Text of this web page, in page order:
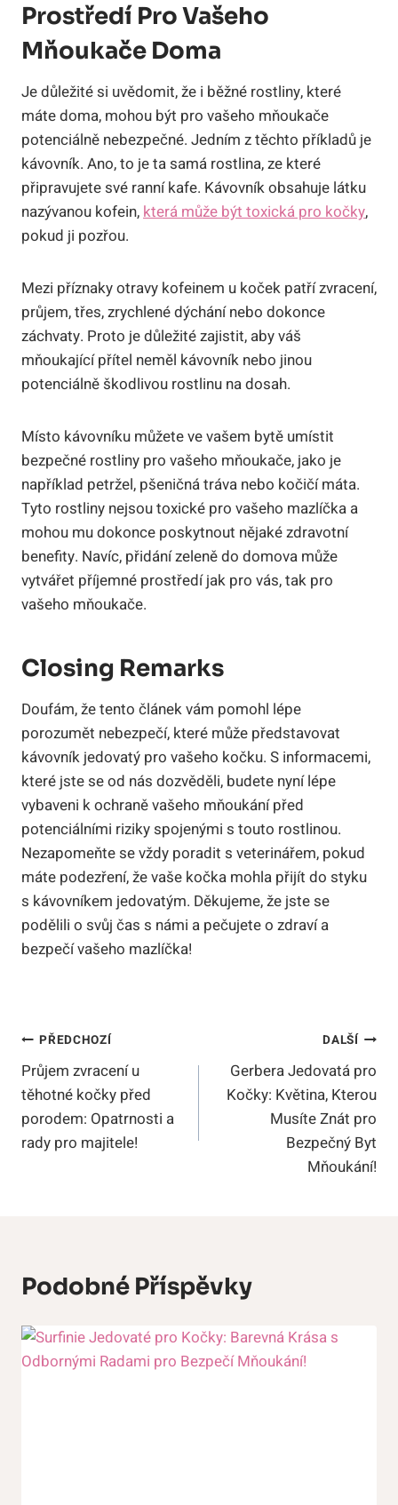
Prostředí Pro Vašeho
Mňoukače Doma
Je důležité si uvědomit, že i běžné rostliny, které
máte doma, mohou být pro vašeho mňoukače
potenciálně nebezpečné. Jedním z těchto příkladů je
kávovník. Ano, to je ta samá rostlina, ze které
připravujete své ranní kafe. Kávovník obsahuje látku
nazývanou kofein, která může být toxická pro kočky,
pokud ji pozřou.
Mezi příznaky otravy kofeinem u koček patří zvracení,
průjem, třes, zrychlené dýchání nebo dokonce
záchvaty. Proto je důležité zajistit, aby váš
mňoukající přítel neměl kávovník nebo jinou
potenciálně škodlivou rostlinu na dosah.
Místo kávovníku můžete ve vašem bytě umístit
bezpečné rostliny pro vašeho mňoukače, jako je
například petržel, pšeničná tráva nebo kočičí máta.
Tyto rostliny nejsou toxické pro vašeho mazlíčka a
mohou mu dokonce poskytnout nějaké zdravotní
benefity. Navíc, přidání zeleně do domova může
vytvářet příjemné prostředí jak pro vás, tak pro
vašeho mňoukače.
Closing Remarks
Doufám, že tento článek vám pomohl lépe
porozumět nebezpečí, které může představovat
kávovník jedovatý pro vašeho kočku. S informacemi,
které jste se od nás dozvěděli, budete nyní lépe
vybaveni k ochraně vašeho mňoukání před
potenciálními riziky spojenými s touto rostlinou.
Nezapomeňte se vždy poradit s veterinářem, pokud
máte podezření, že vaše kočka mohla přijít do styku
s kávovníkem jedovatým. Děkujeme, že jste se
podělili o svůj čas s námi a pečujete o zdraví a
bezpečí vašeho mazlíčka!
Navigace
Pro
Příspěvek
PŘEDCHOZÍ
Průjem zvracení u
těhotné kočky před
porodem: Opatrnosti a
rady pro majitele!
DALŠÍ
Gerbera Jedovatá pro
Kočky: Květina, Kterou
Musíte Znát pro
Bezpečný Byt
Mňoukání!
Podobné Příspěvky